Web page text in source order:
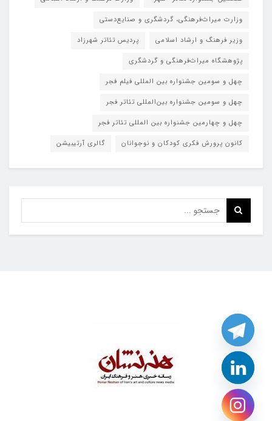
وزارت میراث‌فرهنگی، گردشگری و صنایع‌دستی
وزیر فرهنگ و ارشاد اسلامی
پردیس تئاتر شهرزاد
پژوهشگاه میراث‌فرهنگی و گردشگری
چهل و سومین جشنواره بین المللی فیلم فجر
چهل و سومین جشنواره بین‌المللی تئاتر فجر
چهل و چهارمین جشنواره بین المللی تئاتر فجر
کانون پرورش فکری کودکان و نوجوانان
گالری آرتیبیشن